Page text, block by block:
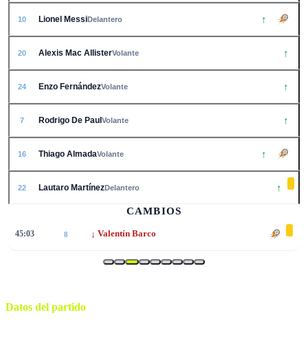
10 Lionel MessiDelantero ↑
20 Alexis Mac AllisterVolante ↑
24 Enzo FernándezVolante ↑
7 Rodrigo De PaulVolante ↑
16 Thiago AlmadaVolante ↑
22 Lautaro MartínezDelantero ↑
CAMBIOS
45:03 8 ↓ Valentín Barco
Datos del partido